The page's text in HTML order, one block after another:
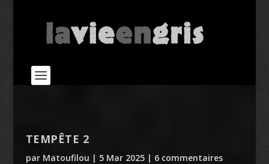
TEMPÊTE 2
par Matoufilou | 5 Mar 2025| 6 commentaires